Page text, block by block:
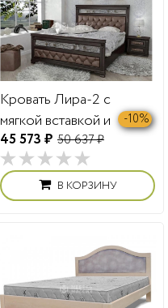
Кровать Лира-2 с
мягкой вставкой и
ковкой
45 573 ₽ 50 637 ₽
-10%
В КОРЗИНУ